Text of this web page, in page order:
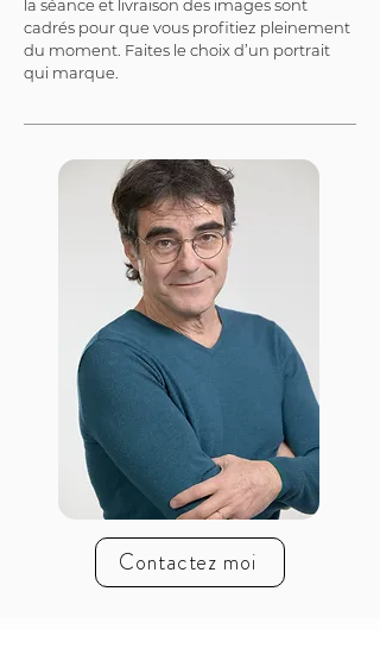
la séance et livraison des images sont
cadrés pour que vous profitiez pleinement
du moment. Faites le choix d’un portrait
qui marque.
Contactez moi